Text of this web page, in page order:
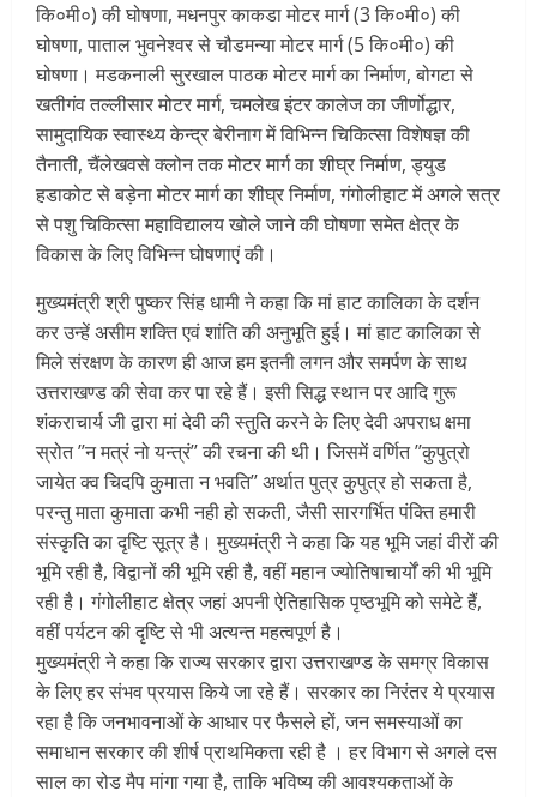
कि०मी०) की घोषणा, मधनपुर काकडा मोटर मार्ग (3 कि०मी०) की
घोषणा, पाताल भुवनेश्वर से चौडमन्या मोटर मार्ग (5 कि०मी०) की
घोषणा। मडकनाली सुरखाल पाठक मोटर मार्ग का निर्माण, बोगटा से
खतीगंव तल्लीसार मोटर मार्ग, चमलेख इंटर कालेज का जीर्णोद्धार,
सामुदायिक स्वास्थ्य केन्द्र बेरीनाग में विभिन्न चिकित्सा विशेषज्ञ की
तैनाती, चैंलेखवसे क्लोन तक मोटर मार्ग का शीघ्र निर्माण, ड्युड
हडाकोट से बड़ेना मोटर मार्ग का शीघ्र निर्माण, गंगोलीहाट में अगले सत्र
से पशु चिकित्सा महाविद्यालय खोले जाने की घोषणा समेत क्षेत्र के
विकास के लिए विभिन्न घोषणाएं की।
मुख्यमंत्री श्री पुष्कर सिंह धामी ने कहा कि मां हाट कालिका के दर्शन
कर उन्हें असीम शक्ति एवं शांति की अनुभूति हुई। मां हाट कालिका से
मिले संरक्षण के कारण ही आज हम इतनी लगन और समर्पण के साथ
उत्तराखण्ड की सेवा कर पा रहे हैं। इसी सिद्ध स्थान पर आदि गुरू
शंकराचार्य जी द्वारा मां देवी की स्तुति करने के लिए देवी अपराध क्षमा
स्रोत ’’न मत्रं नो यन्त्रं’’ की रचना की थी। जिसमें वर्णित ’’कुपुत्रो
जायेत क्व चिदपि कुमाता न भवति’’ अर्थात पुत्र कुपुत्र हो सकता है,
परन्तु माता कुमाता कभी नही हो सकती, जैसी सारगर्भित पंक्ति हमारी
संस्कृति का दृष्टि सूत्र है। मुख्यमंत्री ने कहा कि यह भूमि जहां वीरों की
भूमि रही है, विद्वानों की भूमि रही है, वहीं महान ज्योतिषाचार्यों की भी भूमि
रही है। गंगोलीहाट क्षेत्र जहां अपनी ऐतिहासिक पृष्ठभूमि को समेटे हैं,
वहीं पर्यटन की दृष्टि से भी अत्यन्त महत्वपूर्ण है।
मुख्यमंत्री ने कहा कि राज्य सरकार द्वारा उत्तराखण्ड के समग्र विकास
के लिए हर संभव प्रयास किये जा रहे हैं। सरकार का निरंतर ये प्रयास
रहा है कि जनभावनाओं के आधार पर फैसले हों, जन समस्याओं का
समाधान सरकार की शीर्ष प्राथमिकता रही है । हर विभाग से अगले दस
साल का रोड मैप मांगा गया है, ताकि भविष्य की आवश्यकताओं के